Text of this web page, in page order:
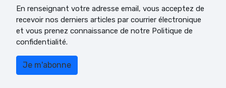
En renseignant votre adresse email, vous acceptez de
recevoir nos derniers articles par courrier électronique
et vous prenez connaissance de notre Politique de
confidentialité.